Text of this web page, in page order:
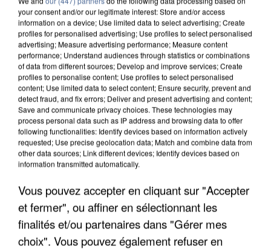
UNE TOURISTE DE L’OISE EMPORTÉE PAR UNE
your consent and/or our legitimate interest: Store and/or access
information on a device; Use limited data to select advertising; Create
profiles for personalised advertising; Use profiles to select personalised
advertising; Measure advertising performance; Measure content
performance; Understand audiences through statistics or combinations
of data from different sources; Develop and improve services; Create
profiles to personalise content; Use profiles to select personalised
content; Use limited data to select content; Ensure security, prevent and
detect fraud, and fix errors; Deliver and present advertising and content;
Save and communicate privacy choices. These technologies may
process personal data such as IP address and browsing data to offer
following functionalities: Identify devices based on information actively
requested; Use precise geolocation data; Match and combine data from
other data sources; Link different devices; Identify devices based on
information transmitted automatically.
Vous pouvez accepter en cliquant sur "Accepter
et fermer", ou affiner en sélectionnant les
finalités et/ou partenaires dans "Gérer mes
choix". Vous pouvez également refuser en